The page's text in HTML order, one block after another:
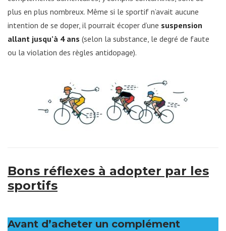
plus en plus nombreux. Même si le sportif n’avait aucune
intention de se doper, il pourrait écoper d’une suspension
allant jusqu’à 4 ans (selon la substance, le degré de faute
ou la violation des règles antidopage).
Bons réflexes à adopter par les
sportifs
Avant d’acheter un complément